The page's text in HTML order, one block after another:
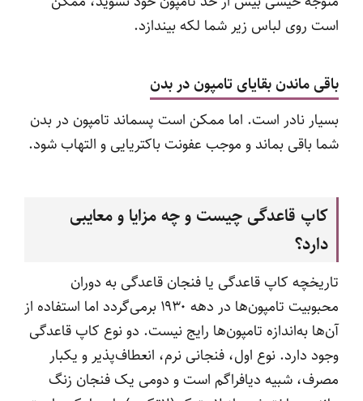
است روی لباس زیر شما لکه بیندازد.
باقی ماندن بقایای تامپون در بدن
بسیار نادر است. اما ممکن است پسماند تامپون در بدن
شما باقی بماند و موجب عفونت باکتریایی و التهاب شود.
کاپ قاعدگی چیست و چه مزایا و معایبی
دارد؟
تاریخچه کاپ قاعدگی یا فنجان قاعدگی به دوران
محبوبیت تامپون‌ها در دهه ۱۹۳۰ برمی‌گردد اما استفاده از
آن‌ها به‌اندازه تامپون‌ها رایج نیست. دو نوع کاپ قاعدگی
وجود دارد. نوع اول، فنجانی نرم، انعطاف‌پذیر و یکبار
مصرف، شبیه دیافراگم است و دومی یک فنجان زنگ